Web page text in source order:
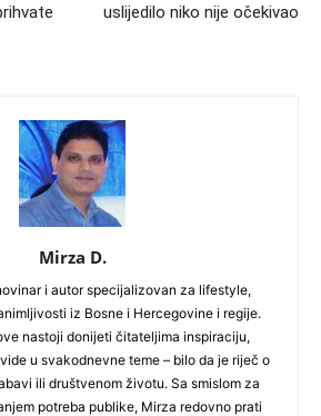
uslijedilo niko nije očekivao
Mirza D.
i autor specijalizovan za lifestyle,
iz Bosne i Hercegovine i regije.
nastoji donijeti čitateljima inspiraciju,
u svakodnevne teme – bilo da je riječ o
ili društvenom životu. Sa smislom za
potreba publike, Mirza redovno prati